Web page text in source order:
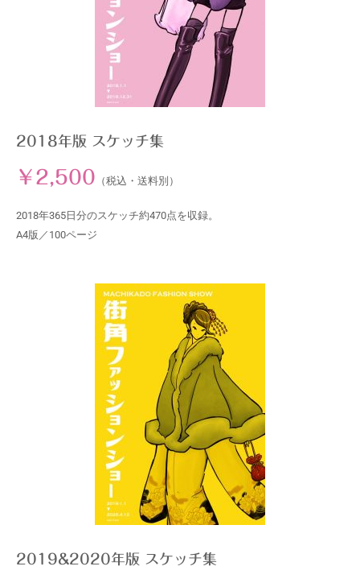
2018年版 スケッチ集
￥2,500 （税込・送料別）
2018年365日分のスケッチ約470点を収録。
A4版／100ページ
2019&2020年版 スケッチ集